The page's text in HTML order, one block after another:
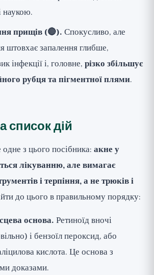
наукою.
прищів (🔴). Спокусливо, але
штовхає запалення глибше,
інфекції і, головне, різко збільшує
рубця та пігментної плями.
список дій
з цього посібника: акне у
лікуванню, але вимагає
і терпіння, а не трюків і
до цього в правильному порядку:
основа. Ретиноїд вночі
і бензоїл пероксид, або
кислота. Це основа з
доказами.